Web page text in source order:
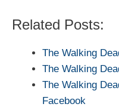
Related Posts:
The Walking
The Walking
The Walking
Facebook